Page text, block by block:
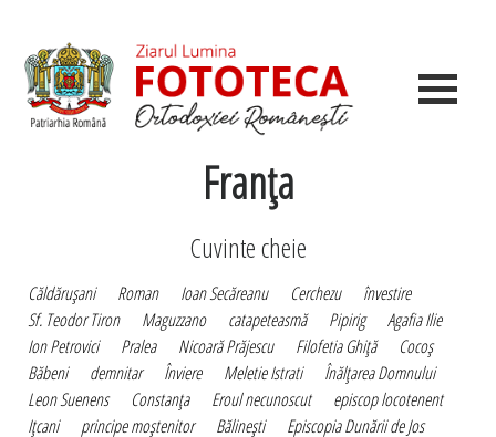
Franţa
Cuvinte cheie
Căldăruşani Roman Ioan Secăreanu Cerchezu
învestire
Sf. Teodor Tiron
Maguzzano catapeteasmă Pipirig
Agafia Ilie
Ion Petrovici
Pralea Nicoară Prăjescu Filofetia Ghiţă
Cocoş
Băbeni
demnitar Înviere Meletie Istrati
Înălţarea Domnului
Leon Suenens
Constanţa Eroul necunoscut
episcop locotenent
Iţcani
principe moştenitor Bălineşti
Episcopia Dunării de Jos